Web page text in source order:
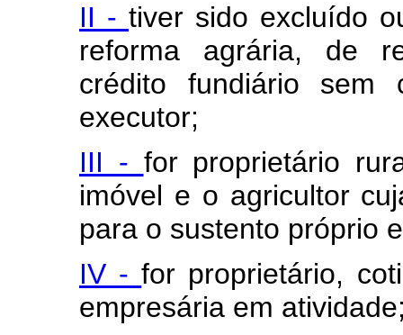
II - tiver sido excluído
reforma agrária, de
crédito fundiário sem
executor;
III - for proprietário
imóvel e o agricultor
para o sustento próprio
IV -for proprietário,
empresária em